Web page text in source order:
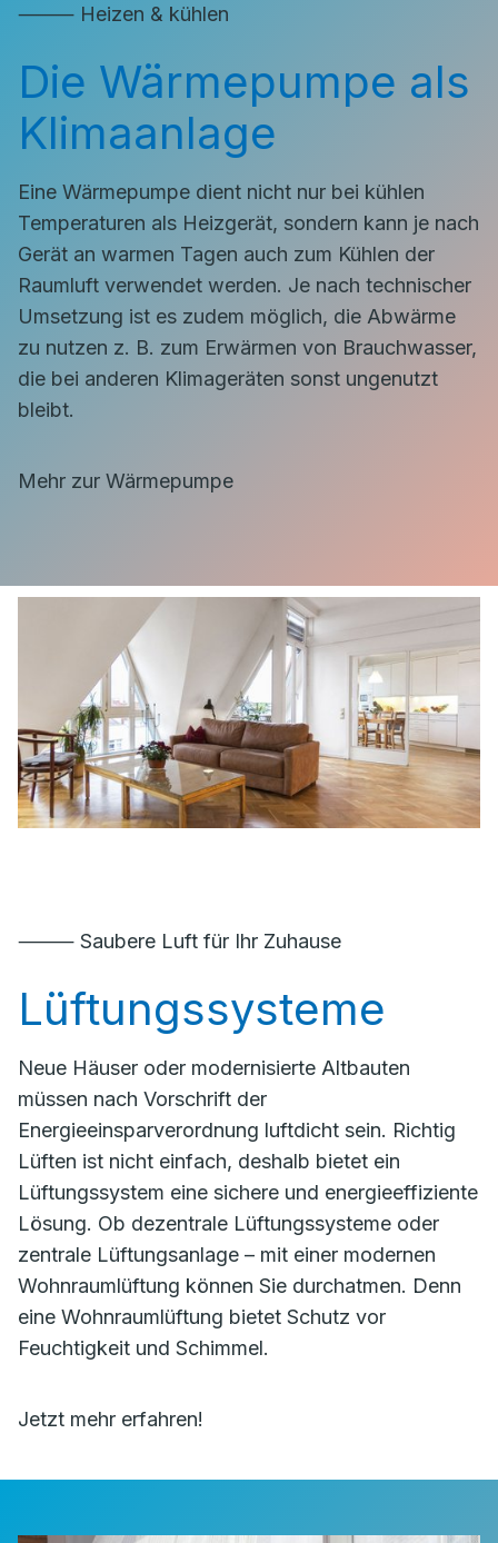
⸻ Heizen & kühlen
Die Wärmepumpe als
Klimaanlage
Eine Wärmepumpe dient nicht nur bei kühlen
Temperaturen als Heizgerät, sondern kann je nach
Gerät an warmen Tagen auch zum Kühlen der
Raumluft verwendet werden. Je nach technischer
Umsetzung ist es zudem möglich, die Abwärme
zu nutzen z. B. zum Erwärmen von Brauchwasser,
die bei anderen Klimageräten sonst ungenutzt
bleibt.
Mehr zur Wärmepumpe
⸻ Saubere Luft für Ihr Zuhause
Lüftungssysteme
Neue Häuser oder modernisierte Altbauten
müssen nach Vorschrift der
Energieeinsparverordnung luftdicht sein. Richtig
Lüften ist nicht einfach, deshalb bietet ein
Lüftungssystem eine sichere und energieeffiziente
Lösung. Ob dezentrale Lüftungssysteme oder
zentrale Lüftungsanlage – mit einer modernen
Wohnraumlüftung können Sie durchatmen. Denn
eine Wohnraumlüftung bietet Schutz vor
Feuchtigkeit und Schimmel.
Jetzt mehr erfahren!